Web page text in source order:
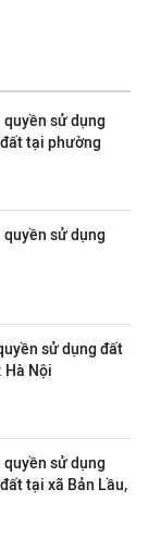
sử dụng
tại phường
sử dụng
sử dụng đất
Hà Nội
sử dụng
tại xã Bản Lầu,